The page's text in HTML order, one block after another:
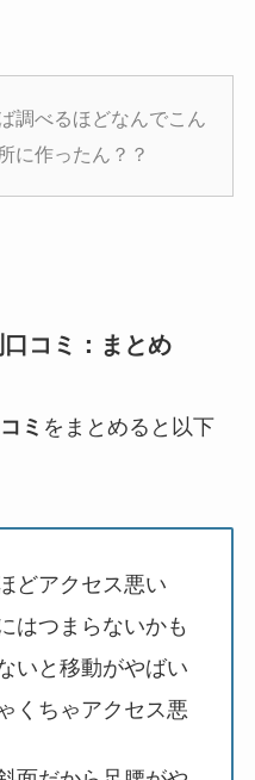
調べるほどなんでこん
に作ったん？？
コミ：まとめ
ミ をまとめると以下
どアクセス悪い
はつまらないかも
いと移動がやばい
くちゃアクセス悪